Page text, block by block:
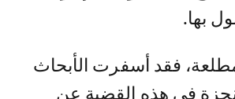
بها.
فقد أسفرت الأبحاث
في هذه القضية عن